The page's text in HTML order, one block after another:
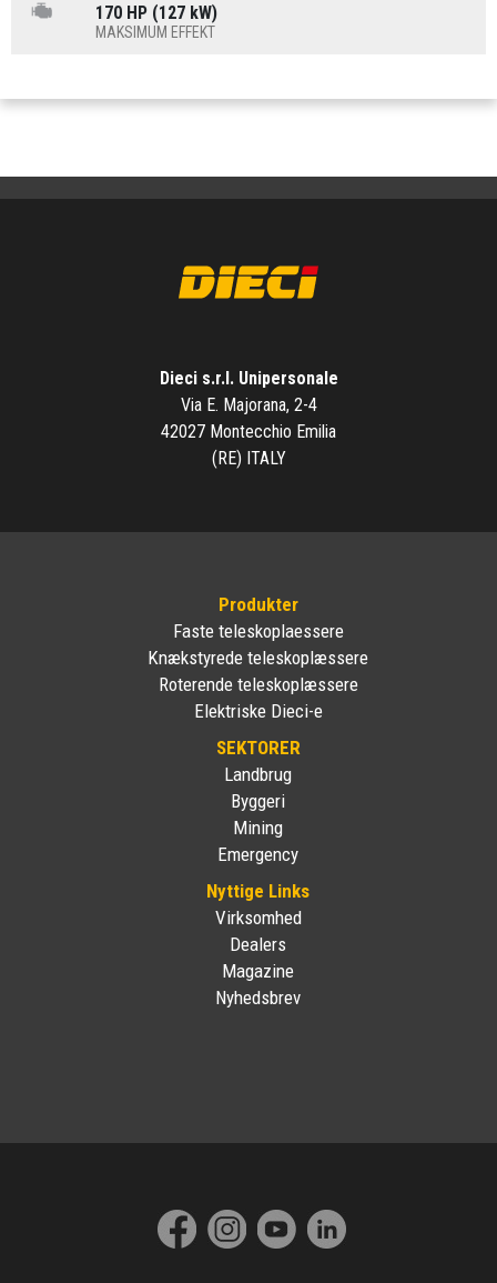
170 HP (127 kW)
MAKSIMUM EFFEKT
Dieci s.r.l. Unipersonale
Via E. Majorana, 2-4
42027 Montecchio Emilia
(RE) ITALY
Produkter
Faste teleskoplaessere
Knækstyrede teleskoplæssere
Roterende teleskoplæssere
Elektriske Dieci-e
SEKTORER
Landbrug
Byggeri
Mining
Emergency
Nyttige Links
Virksomhed
Dealers
Magazine
Nyhedsbrev